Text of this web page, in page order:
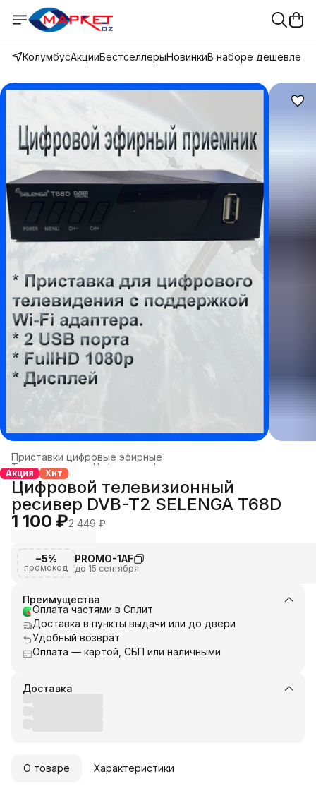
КолумбусАкцииБестселлерыНовинкиВ наборе дешевле
Приставки цифровые эфирные
Цифровое эфирное телевидение
Телевидение
Каталог
Главная ›
Акция Хит
Цифровой телевизионный
ресивер DVB-T2 SELENGA T68D
1 100 ₽2 449 ₽
−5%
промокод
PROMO-1AF
до 15 сентября
Преимущества
Оплата частями в Сплит
Доставка в пункты выдачи или до двери
Удобный возврат
Оплата — картой, СБП или наличными
Доставка
О товаре Характеристики